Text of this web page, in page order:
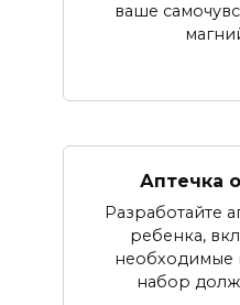
ваше
Аптечка
Разработайте
ребенка,
необходимые
набор